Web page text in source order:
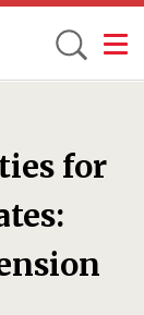
Toggle
for